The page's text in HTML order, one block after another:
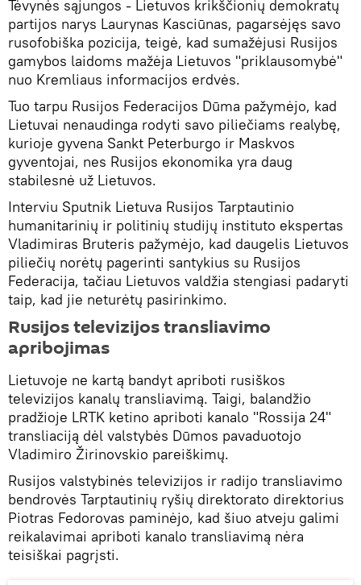
Tėvynės sąjungos - Lietuvos krikščionių demokratų
partijos narys Laurynas Kasciūnas, pagarsėjęs savo
rusofobiška pozicija, teigė, kad sumažėjusi Rusijos
gamybos laidoms mažėja Lietuvos "priklausomybė"
nuo Kremliaus informacijos erdvės.
Tuo tarpu Rusijos Federacijos Dūma pažymėjo, kad
Lietuvai nenaudinga rodyti savo piliečiams realybę,
kurioje gyvena Sankt Peterburgo ir Maskvos
gyventojai, nes Rusijos ekonomika yra daug
stabilesnė už Lietuvos.
Interviu Sputnik Lietuva Rusijos Tarptautinio
humanitarinių ir politinių studijų instituto ekspertas
Vladimiras Bruteris pažymėjo, kad daugelis Lietuvos
piliečių norėtų pagerinti santykius su Rusijos
Federacija, tačiau Lietuvos valdžia stengiasi padaryti
taip, kad jie neturėtų pasirinkimo.
Rusijos televizijos transliavimo
apribojimas
Lietuvoje ne kartą bandyt apriboti rusiškos
televizijos kanalų transliavimą. Taigi, balandžio
pradžioje LRTK ketino apriboti kanalo "Rossija 24"
transliaciją dėl valstybės Dūmos pavaduotojo
Vladimiro Žirinovskio pareiškimų.
Rusijos valstybinės televizijos ir radijo transliavimo
bendrovės Tarptautinių ryšių direktorato direktorius
Piotras Fedorovas paminėjo, kad šiuo atveju galimi
reikalavimai apriboti kanalo transliavimą nėra
teisiškai pagrįsti.